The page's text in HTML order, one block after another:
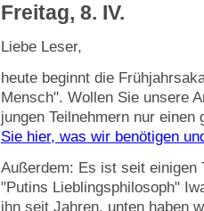
Freitag, 8. IV.
Liebe Leser,
heute beginnt die
Mensch". Wollen Sie unsere
jungen Teilnehmern nur
Sie hier, was wir benötigen
Außerdem: Es ist seit einigen
"Putins Lieblingsphilosoph"
ihn seit Jahren, unten haben